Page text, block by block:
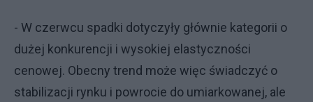
- W czerwcu spadki dotyczyły głównie kategorii o
dużej konkurencji i wysokiej elastyczności
cenowej. Obecny trend może więc świadczyć o
stabilizacji rynku i powrocie do umiarkowanej, ale